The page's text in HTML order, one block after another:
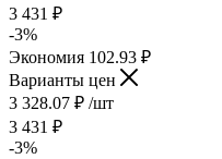
3 431 ₽
-3%
Экономия 102.93 ₽
Варианты цен
3 328.07 ₽ /шт
3 431 ₽
-3%